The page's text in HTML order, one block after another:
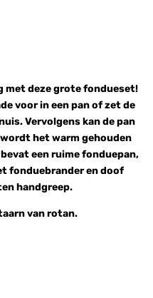
met deze grote fondueset!
voor in een pan of zet de
Vervolgens kan de pan
het warm gehouden
een ruime fonduepan,
fonduebrander en doof
handgreep.
van rotan.